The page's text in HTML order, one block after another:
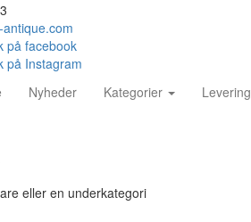
på facebook
på Instagram
(current)Nyheder Kategorier Levering
eller en underkategori